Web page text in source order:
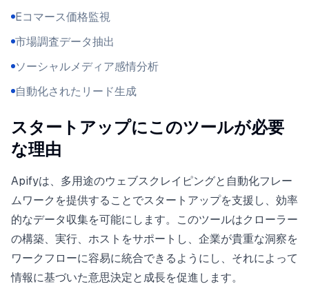
Eコマース価格監視
市場調査データ抽出
ソーシャルメディア感情分析
自動化されたリード生成
スタートアップにこのツールが必要
な理由
Apifyは、多用途のウェブスクレイピングと自動化フレー
ムワークを提供することでスタートアップを支援し、効率
的なデータ収集を可能にします。このツールはクローラー
の構築、実行、ホストをサポートし、企業が貴重な洞察を
ワークフローに容易に統合できるようにし、それによって
情報に基づいた意思決定と成長を促進します。